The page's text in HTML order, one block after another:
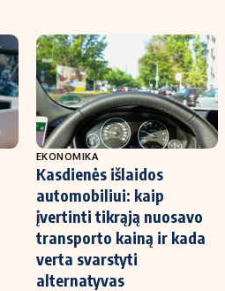
EKONOMIKA
Kasdienės išlaidos
automobiliui: kaip
įvertinti tikrąją nuosavo
transporto kainą ir kada
verta svarstyti
alternatyvas